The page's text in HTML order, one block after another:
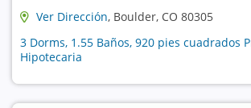
Ver Dirección, Boulder, CO 80305
3 Dorms, 1.55 Baños, 920 pies cuadrados
Hipotecaria